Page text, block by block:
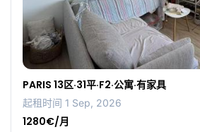
PARIS 13区·31平·F2·公寓·有家具
起租时间 1 Sep, 2026
1280€/月